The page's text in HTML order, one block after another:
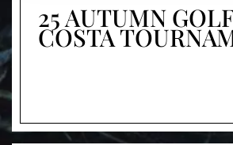
25 AUTUMN
COSTA